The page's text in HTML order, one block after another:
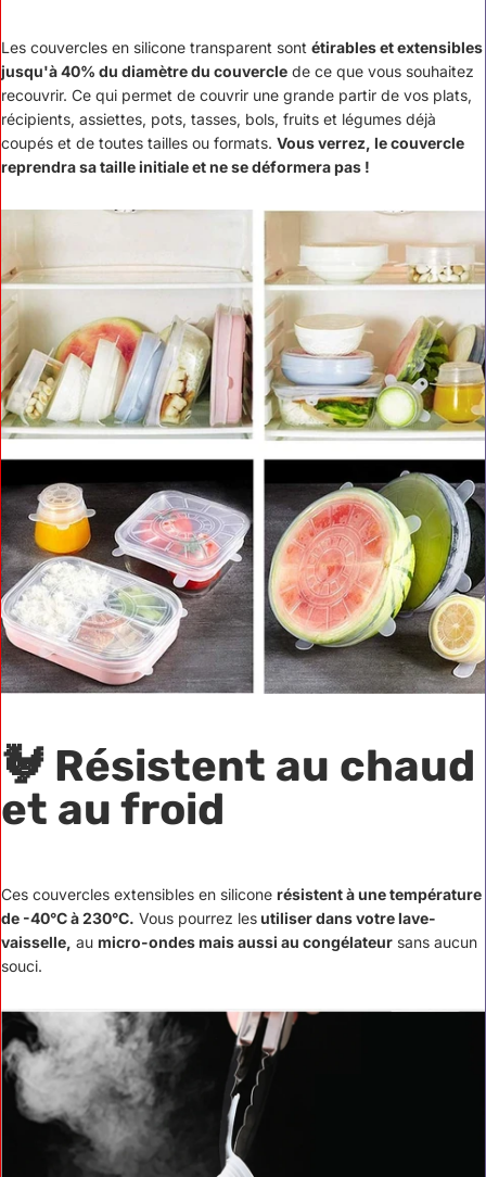
Les couvercles en silicone transparent sont étirables et extensibles
jusqu'à 40% du diamètre du couvercle de ce que vous souhaitez
recouvrir. Ce qui permet de couvrir une grande partir de vos plats,
récipients, assiettes, pots, tasses, bols, fruits et légumes déjà
coupés et de toutes tailles ou formats. Vous verrez, le couvercle
reprendra sa taille initiale et ne se déformera pas !
🐓 Résistent au chaud
et au froid
Ces couvercles extensibles en silicone résistent à une température
de -40°C à 230°C. Vous pourrez lesutiliser dans votre lave-
vaisselle, au micro-ondes mais aussi au congélateur sans aucun
souci.